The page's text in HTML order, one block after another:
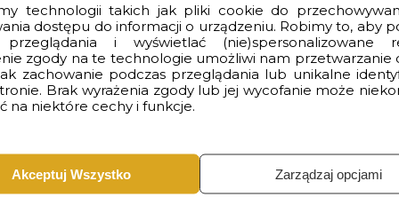
technologii takich jak pliki cookie do
dostępu do informacji o urządzeniu. Robimy to, aby
przeglądania i wyświetlać (nie)spersonalizowane
zgody na te technologie umożliwi nam przetwarzanie
zachowanie podczas przeglądania lub unikalne
Brak wyrażenia zgody lub jej wycofanie może
na niektóre cechy i funkcje.
Akceptuj Wszystko Zarządzaj opcjami
fototapetą Dolina Pięciu Stawów. Ta niesamowita
jakości materiałów oraz odwzorowaniu kolorów i detali,
i przyrodniczym jest zamontowanie tej
który zachwyci każdego gościa i sprawi, że poczujesz się
swoje wnętrze w magiczną oazę spokoju i piękna już dziś!